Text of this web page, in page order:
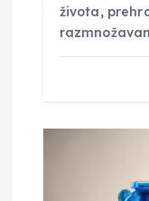
života,